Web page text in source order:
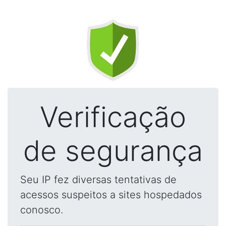
Verificação
de segurança
Seu IP fez diversas tentativas de
acessos suspeitos a sites hospedados
conosco.